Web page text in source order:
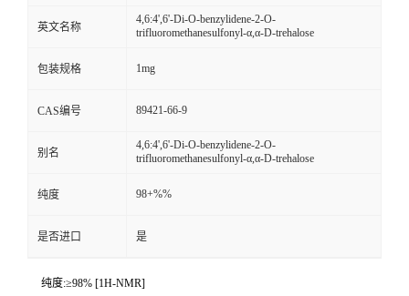
英文名称
4,6:4',6'-Di-O-benzylidene-2-O-
trifluoromethanesulfonyl-α,α-D-trehalose
包装规格 1mg
CAS编号 89421-66-9
别名
4,6:4',6'-Di-O-benzylidene-2-O-
trifluoromethanesulfonyl-α,α-D-trehalose
纯度 98+%%
是否进口 是
纯度:≥98% [1H-NMR]